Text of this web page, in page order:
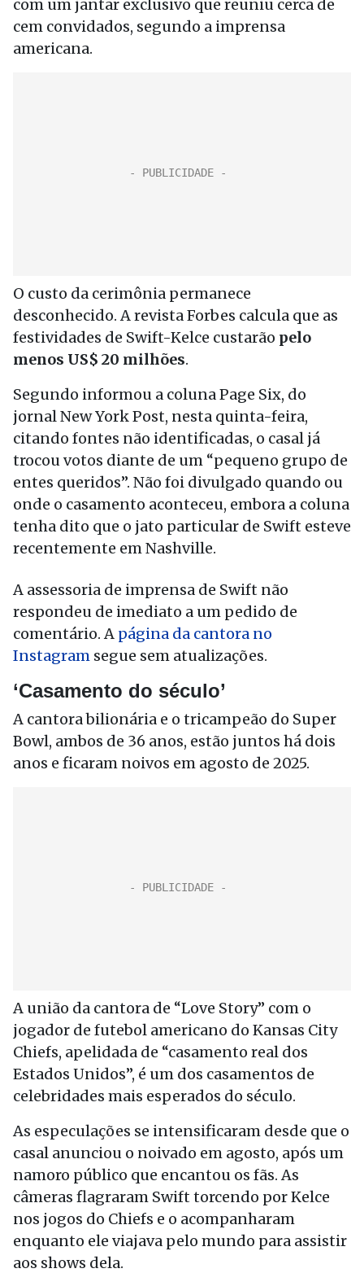
com um jantar exclusivo que reuniu cerca de
cem convidados, segundo a imprensa
americana.
O custo da cerimônia permanece
desconhecido. A revista Forbes calcula que as
festividades de Swift-Kelce custarão pelo
menos US$ 20 milhões.
Segundo informou a coluna Page Six, do
jornal New York Post, nesta quinta-feira,
citando fontes não identificadas, o casal já
trocou votos diante de um “pequeno grupo de
entes queridos”. Não foi divulgado quando ou
onde o casamento aconteceu, embora a coluna
tenha dito que o jato particular de Swift esteve
recentemente em Nashville.
A assessoria de imprensa de Swift não
respondeu de imediato a um pedido de
comentário. A página da cantora no
Instagram segue sem atualizações.
‘Casamento do século’
A cantora bilionária e o tricampeão do Super
Bowl, ambos de 36 anos, estão juntos há dois
anos e ficaram noivos em agosto de 2025.
A união da cantora de “Love Story” com o
jogador de futebol americano do Kansas City
Chiefs, apelidada de “casamento real dos
Estados Unidos”, é um dos casamentos de
celebridades mais esperados do século.
As especulações se intensificaram desde que o
casal anunciou o noivado em agosto, após um
namoro público que encantou os fãs. As
câmeras flagraram Swift torcendo por Kelce
nos jogos do Chiefs e o acompanharam
enquanto ele viajava pelo mundo para assistir
aos shows dela.